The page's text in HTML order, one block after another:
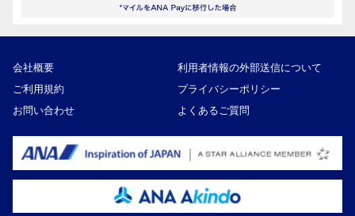
会社概要
利用者情報の外部送信について
ご利用規約
プライバシーポリシー
お問い合わせ
よくあるご質問